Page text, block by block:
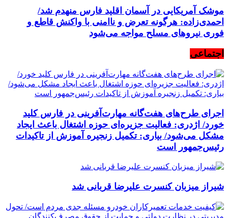
موشک آمریکایی در آسمان اقلید فارس منهدم شد/
احمدی‌زاده: هرگونه تعرض و ناامنی با واکنش قاطع و
فوری نیرو‌های مسلح مواجه می‌شود
اجتماعی
اجرای طرح‌های هفت‌گانه مهارت‌آفرینی در فارس کلید
خورد/ اژدری: فعالیت جزیره‌‌ای حوزه اشتغال باعث ایجاد
مشکل می‌شود/ بیاری: تکمیل زنجیره آموزش از تاکیدات
رئیس‌جمهور است
شیراز میزبان کنسرت علیرضا قربانی شد